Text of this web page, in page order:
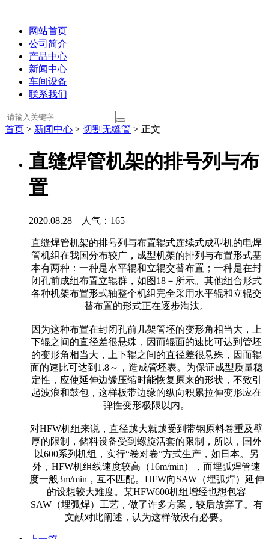
网站首页
公司简介
产品中心
新闻中心
车间设备
联系我们
首页 > 新闻中心 > 切割无缝管 > 正文
直缝焊管机架的排号列与布
置
2020.08.28 人气： 165
直缝焊管机架的排号列与布置辊式连续式成型机的电焊
管机组在我国分布较广，成型机架的排列与布置形式基
本有两种：一种是水平辊和立辊交替布置；一种是在封
闭孔前成组布置立辊群，如图18－所示。其他组合形式
各种机架布置形式轴整个机组完全采用水平辊和立辊交
替布置的形式正在逐步淘汰。
因为这种布置在封闭孔前几架管坯的变形角相当大，上
下辊之间的直径差很悬殊，因而辊面的速比可达到管坯
的变形角相当大，上下辊之间的直径差很悬殊，因而辊
面的速比可达到1.8～，造成管坯表。为保证成型质量稳
定性，应使延伸边缘压缩时能恢复原来的形状，不致引
起波浪和鼓包，这样板带边缘的纵向积累拉伸变形应在
弹性变形极限以内。
对HFW机组来说，直径越大就越受到带钢原料卷重及壁
厚的限制，储料设备受到螺旋活套的限制，所以，国外
以600系列机组，实行“卷对卷”方式生产，如日本。另
外，HFW机组线速度较高（16m/min），而埋弧焊管速
度一般3m/min，互不匹配。HFW向SAW（埋弧焊）延伸
的设想较大难度。某HFW600机组增经也想包容
SAW（埋弧焊）工艺，做了许多方案，较后放弃了。有
文献对此阐述，认为这样做没有必要。